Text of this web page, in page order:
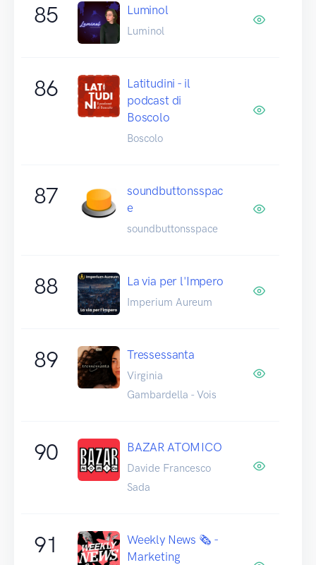
85 Luminol
Luminol
86
Latitudini - il
podcast di
Boscolo
Boscolo
87
soundbuttonsspac
e
soundbuttonsspace
88 La via per l'Impero
Imperium Aureum
89 Tressessanta
Virginia
Gambardella - Vois
90 BAZAR ATOMICO
Davide Francesco
Sada
91
Weekly News 🗞️ -
Marketing